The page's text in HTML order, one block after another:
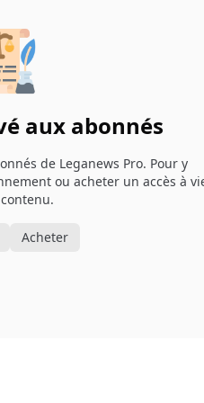
aux abonnés
de Leganews Pro. Pour y
ou acheter un accès à
Acheter